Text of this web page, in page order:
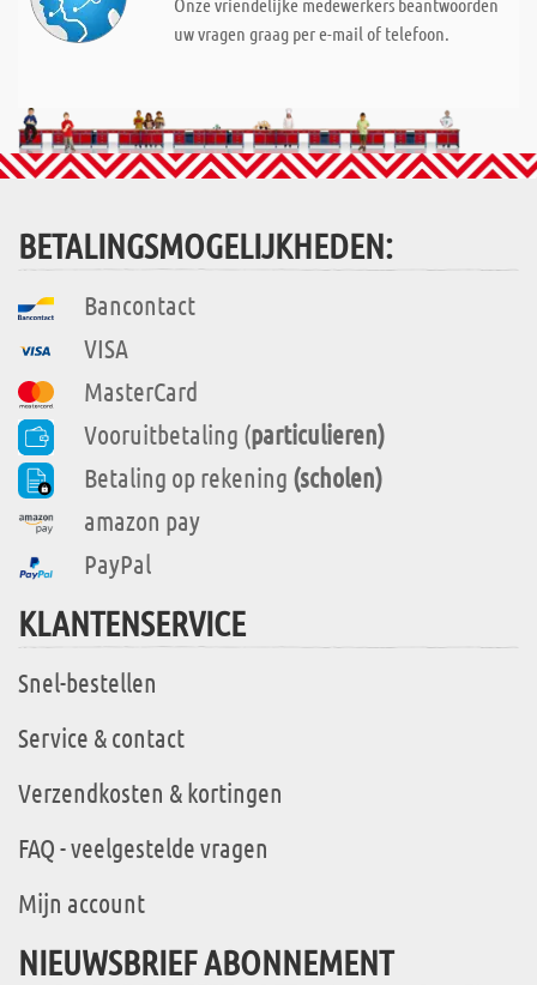
uw vragen graag per e-mail of telefoon.
BETALINGSMOGELIJKHEDEN:
Bancontact
VISA
MasterCard
Vooruitbetaling (particulieren)
Betaling op rekening (scholen)
amazon pay
PayPal
KLANTENSERVICE
Snel-bestellen
Service & contact
Verzendkosten & kortingen
FAQ - veelgestelde vragen
Mijn account
NIEUWSBRIEF ABONNEMENT